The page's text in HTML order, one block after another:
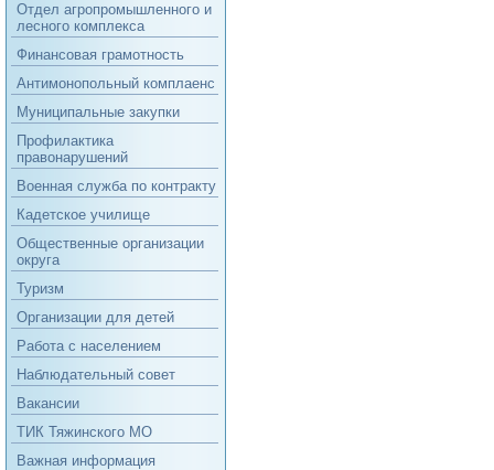
Отдел агропромышленного и
лесного комплекса
Финансовая грамотность
Антимонопольный комплаенс
Муниципальные закупки
Профилактика
правонарушений
Военная служба по контракту
Кадетское училище
Общественные организации
округа
Туризм
Организации для детей
Работа с населением
Наблюдательный совет
Вакансии
ТИК Тяжинского МО
Важная информация